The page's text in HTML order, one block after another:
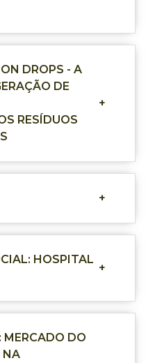
DE
RESÍDUOS
+
+
+
NA